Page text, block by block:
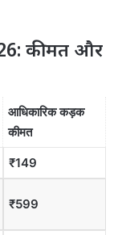
कीमत और
आधिकारिक कड़क
कीमत
₹149
₹599